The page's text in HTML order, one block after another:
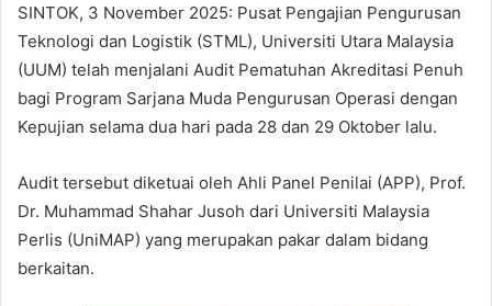
SINTOK, 3 November 2025: Pusat Pengajian Pengurusan
Teknologi dan Logistik (STML), Universiti Utara Malaysia
(UUM) telah menjalani Audit Pematuhan Akreditasi Penuh
bagi Program Sarjana Muda Pengurusan Operasi dengan
Kepujian selama dua hari pada 28 dan 29 Oktober lalu.
Audit tersebut diketuai oleh Ahli Panel Penilai (APP), Prof.
Dr. Muhammad Shahar Jusoh dari Universiti Malaysia
Perlis (UniMAP) yang merupakan pakar dalam bidang
berkaitan.